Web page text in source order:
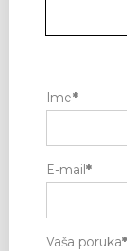
Ime*
E-mail*
Vaša poruka*